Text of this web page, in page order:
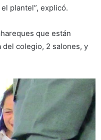
plantel”, explicó.
que están
colegio, 2 salones, y